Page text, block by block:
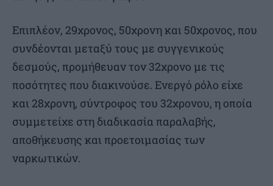
Επιπλέον, 29χρονος, 50χρονη και 50χρονος, που
συνδέονται μεταξύ τους με συγγενικούς
δεσμούς, προμήθευαν τον 32χρονο με τις
ποσότητες που διακινούσε. Ενεργό ρόλο είχε
και 28χρονη, σύντροφος του 32χρονου, η οποία
συμμετείχε στη διαδικασία παραλαβής,
αποθήκευσης και προετοιμασίας των
ναρκωτικών.